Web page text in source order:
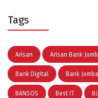
Tags
Arisan Arisan Bank
Bank Digital Bank
BANSOS Best IT